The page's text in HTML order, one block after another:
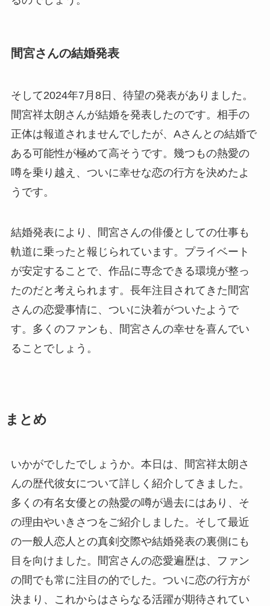
間宮さんの結婚発表
そして2024年7月8日、待望の発表がありました。
間宮祥太朗さんが結婚を発表したのです。相手の
正体は報道されませんでしたが、Aさんとの結婚で
ある可能性が極めて高そうです。幾つもの熱愛の
噂を乗り越え、ついに幸せな恋の行方を決めたよ
うです。
結婚発表により、間宮さんの俳優としての仕事も
軌道に乗ったと報じられています。プライベート
が安定することで、作品に専念できる環境が整っ
たのだと考えられます。長年注目されてきた間宮
さんの恋愛事情に、ついに決着がついたようで
す。多くのファンも、間宮さんの幸せを喜んでい
ることでしょう。
まとめ
いかがでしたでしょうか。本日は、間宮祥太朗さ
んの歴代彼女について詳しく紹介してきました。
多くの有名女優との熱愛の噂が過去にはあり、そ
の理由やいきさつをご紹介しました。そして最近
の一般人恋人との真剣交際や結婚発表の裏側にも
目を向けました。間宮さんの恋愛遍歴は、ファン
の間でも常に注目の的でした。ついに恋の行方が
決まり、これからはさらなる活躍が期待されてい